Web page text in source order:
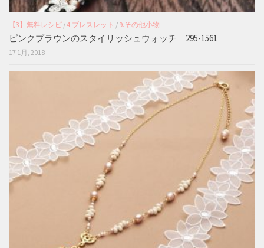
【3】無料レシピ /4.ブレスレット / 9.その他小物
ピンクブラウンのスタイリッシュウォッチ 295-1561
17 1月, 2018